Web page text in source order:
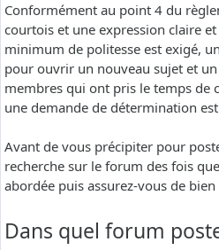
Conformément au point 4 du
courtois et une expression claire
minimum de politesse est exigé,
pour ouvrir un nouveau sujet et
membres qui ont pris le temps de
une demande de détermination
Avant de vous précipiter pour
recherche sur le forum des fois
abordée puis assurez-vous de
Dans quel forum